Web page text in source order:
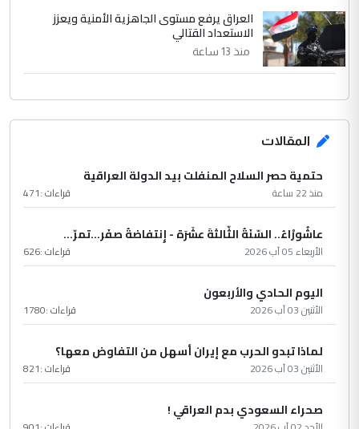
العراق يرفع مستوى الجاهزية الأمنية ويعزز
الاستعداد القتالي
منذ 13 ساعة
المقالات
حتمية حصر السلاح المنفلت بيد الدولة العراقية
منذ 22 ساعة قراءات :471
عاشُورْاءُ.. السّنَةُ الثّالثةَ عشَرَة - إِنتفاضةُ صفَر…تمرّ...
الأربعاء 05 آب 2026 قراءات :626
اليوم الحادي والأربعون
الأثنين 03 آب 2026 قراءات :1780
لماذا تبدو الحرب مع إيران أسهل من التفاوض معها؟
الأثنين 03 آب 2026 قراءات :821
صحراء السعودي بدم العراقي !